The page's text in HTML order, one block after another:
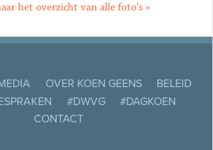
het overzicht van alle foto's »
OVER KOEN GEENS
BELEID
#DWVG
#DAGKOEN
CONTACT